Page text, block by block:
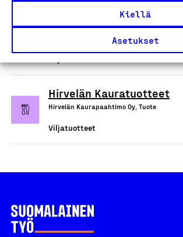
Kiellä
Asetukset
Gluteenittomat hiutaleet ja
hiutaleseokset
Fazer Finland Oy, Tuote
Hirvelän Kauratuotteet
Hirvelän Kaurapaahtimo Oy, Tuote
Viljatuotteet